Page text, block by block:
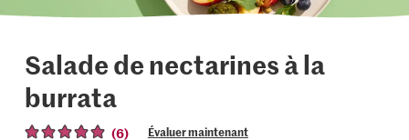
Salade de nectarines à la
burrata
(6) Évaluer maintenant